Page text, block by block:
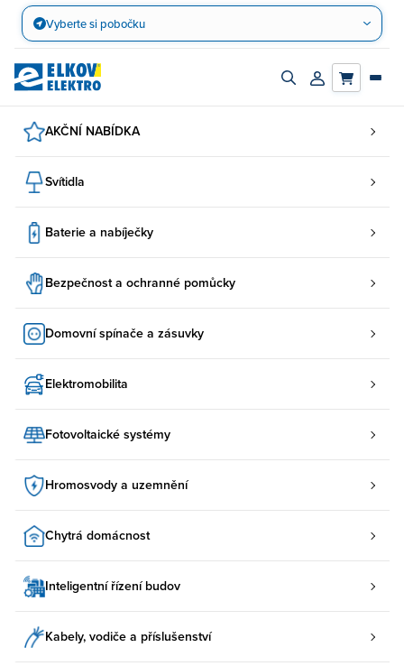
Přejít
obsah
Vyberte si pobočku
Zapnout/vypnout
Přihlásit/
AKČNÍ NABÍDKA
Svítidla
Baterie a nabíječky
Bezpečnost a ochranné pomůcky
Domovní spínače a zásuvky
Elektromobilita
Fotovoltaické systémy
Hromosvody a uzemnění
Chytrá domácnost
Inteligentní řízení budov
Kabely, vodiče a příslušenství